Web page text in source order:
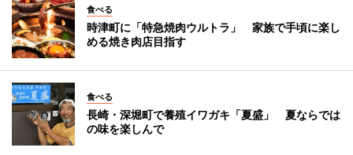
食べる
時津町に「特急焼肉ウルトラ」 家族で手頃に楽し
める焼き肉店目指す
食べる
長崎・深堀町で養殖イワガキ「夏盛」 夏ならでは
の味を楽しんで